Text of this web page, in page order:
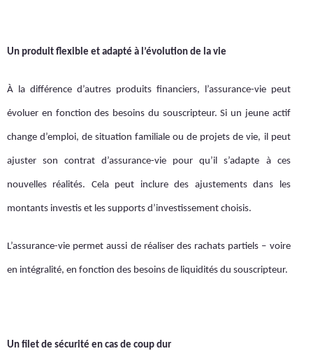
Un produit flexible et adapté à l’évolution de la vie
À la différence d’autres produits financiers, l’assurance-vie peut
évoluer en fonction des besoins du souscripteur. Si un jeune actif
change d’emploi, de situation familiale ou de projets de vie, il peut
ajuster son contrat d’assurance-vie pour qu’il s’adapte à ces
nouvelles réalités. Cela peut inclure des ajustements dans les
montants investis et les supports d’investissement choisis.
L’assurance-vie permet aussi de réaliser des rachats partiels – voire
en intégralité, en fonction des besoins de liquidités du souscripteur.
Un filet de sécurité en cas de coup dur